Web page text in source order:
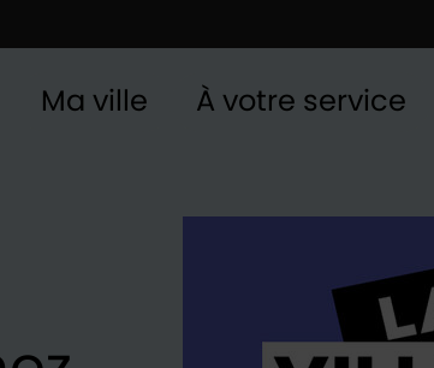
Ma ville À votre service